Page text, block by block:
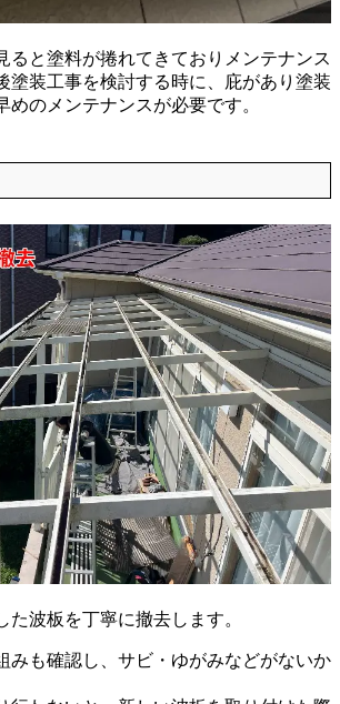
ると塗料が捲れてきておりメンテナンス
塗装工事を検討する時に、庇があり塗装
めのメンテナンスが必要です。
た波板を丁寧に撤去します。
みも確認し、サビ・ゆがみなどがないか